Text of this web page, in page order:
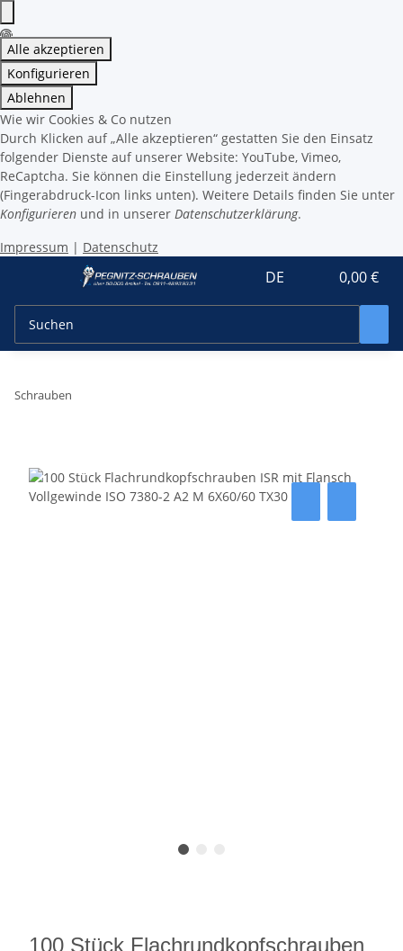
Alle akzeptieren
Konfigurieren
Ablehnen
Wie wir Cookies & Co nutzen
Durch Klicken auf „Alle akzeptieren“ gestatten Sie den Einsatz
folgender Dienste auf unserer Website: YouTube, Vimeo,
ReCaptcha. Sie können die Einstellung jederzeit ändern
(Fingerabdruck-Icon links unten). Weitere Details finden Sie unter
Konfigurieren und in unserer Datenschutzerklärung.
Impressum | Datenschutz
DE 0,00 €
Schrauben
100 Stück Flachrundkopfschrauben